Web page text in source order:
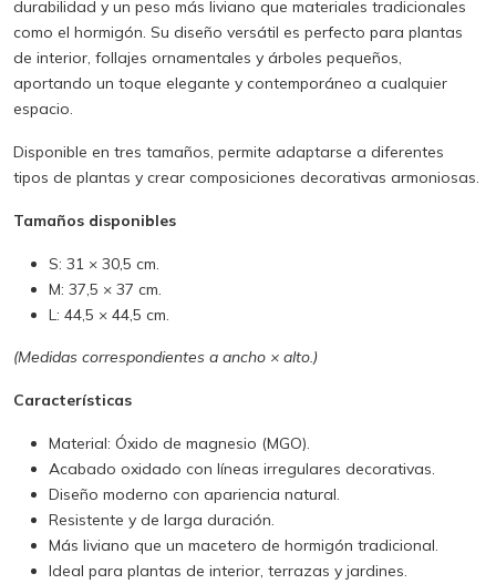
durabilidad y un peso más liviano que materiales tradicionales
como el hormigón. Su diseño versátil es perfecto para plantas
de interior, follajes ornamentales y árboles pequeños,
aportando un toque elegante y contemporáneo a cualquier
espacio.
Disponible en tres tamaños, permite adaptarse a diferentes
tipos de plantas y crear composiciones decorativas armoniosas.
Tamaños disponibles
S: 31 × 30,5 cm.
M: 37,5 × 37 cm.
L: 44,5 × 44,5 cm.
(Medidas correspondientes a ancho × alto.)
Características
Material: Óxido de magnesio (MGO).
Acabado oxidado con líneas irregulares decorativas.
Diseño moderno con apariencia natural.
Resistente y de larga duración.
Más liviano que un macetero de hormigón tradicional.
Ideal para plantas de interior, terrazas y jardines.